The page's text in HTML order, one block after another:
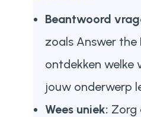
Beantwoord
zoals Answer the
ontdekken welke
jouw onderwerp
Wees uniek: Zorg